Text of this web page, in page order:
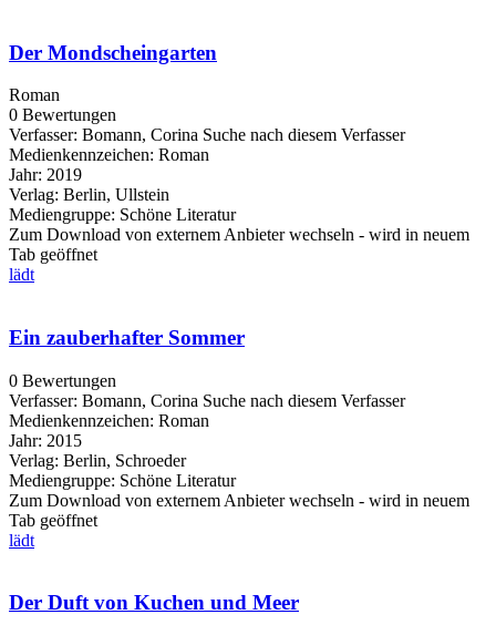
Der Mondscheingarten
Roman
0 Bewertungen
Verfasser: Bomann, Corina Suche nach diesem Verfasser
Medienkennzeichen: Roman
Jahr: 2019
Verlag: Berlin, Ullstein
Mediengruppe: Schöne Literatur
Zum Download von externem Anbieter wechseln - wird in neuem
Tab geöffnet
lädt
Ein zauberhafter Sommer
0 Bewertungen
Verfasser: Bomann, Corina Suche nach diesem Verfasser
Medienkennzeichen: Roman
Jahr: 2015
Verlag: Berlin, Schroeder
Mediengruppe: Schöne Literatur
Zum Download von externem Anbieter wechseln - wird in neuem
Tab geöffnet
lädt
Der Duft von Kuchen und Meer